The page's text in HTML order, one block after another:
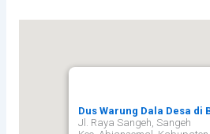
Dus Warung Dala Desa di
Jl. Raya Sangeh, Sangeh